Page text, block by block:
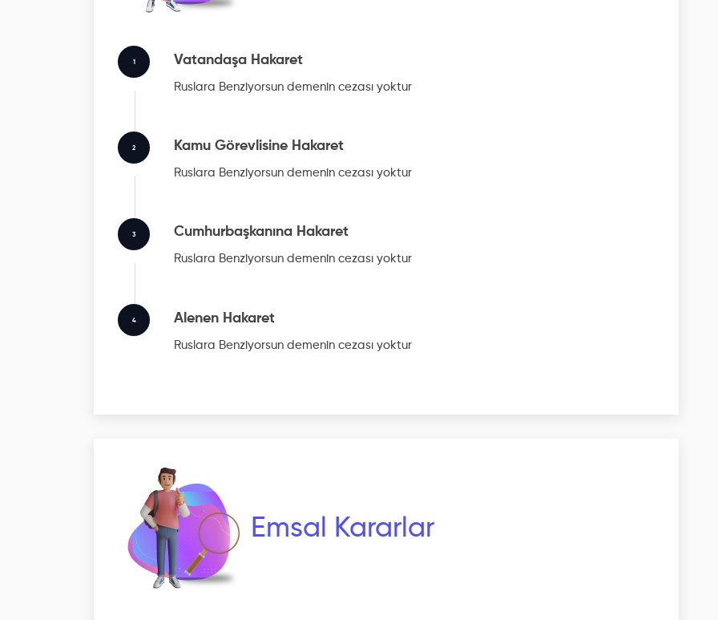
1 Vatandaşa Hakaret
Ruslara Benziyorsun demenin cezası yoktur
2 Kamu Görevlisine Hakaret
Ruslara Benziyorsun demenin cezası yoktur
3 Cumhurbaşkanına Hakaret
Ruslara Benziyorsun demenin cezası yoktur
4 Alenen Hakaret
Ruslara Benziyorsun demenin cezası yoktur
Emsal Kararlar